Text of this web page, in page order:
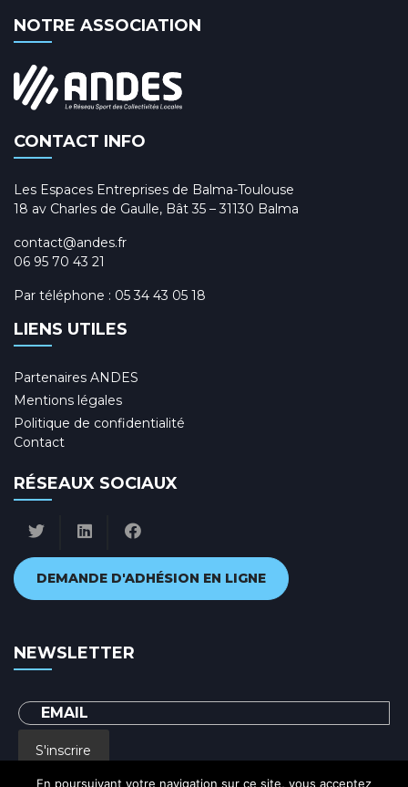
NOTRE ASSOCIATION
CONTACT INFO
Les Espaces Entreprises de Balma-Toulouse
18 av Charles de Gaulle, Bât 35 – 31130 Balma
contact@andes.fr
06 95 70 43 21
Par téléphone : 05 34 43 05 18
LIENS UTILES
Partenaires ANDES
Mentions légales
Politique de confidentialité
Contact
RÉSEAUX SOCIAUX
DEMANDE D'ADHÉSION EN LIGNE
NEWSLETTER
S'inscrire
En poursuivant votre navigation sur ce site, vous acceptez